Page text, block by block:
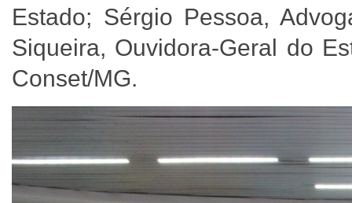
Estado; Sérgio Pessoa,
Siqueira, Ouvidora-Geral do
Conset/MG.